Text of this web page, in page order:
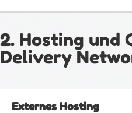
2. Hosting und
Delivery
Externes Hosting